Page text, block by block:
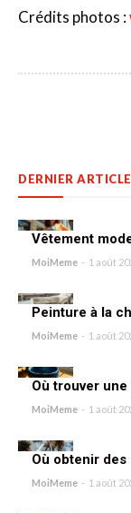
Crédits photos :
DERNIER
Vêtement
MoiMeme - 1 août
Peinture à la
MoiMeme - 1 août
Où trouver
MoiMeme - 1 août
Où obtenir
MoiMeme - 1 août